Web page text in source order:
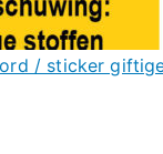
/ sticker